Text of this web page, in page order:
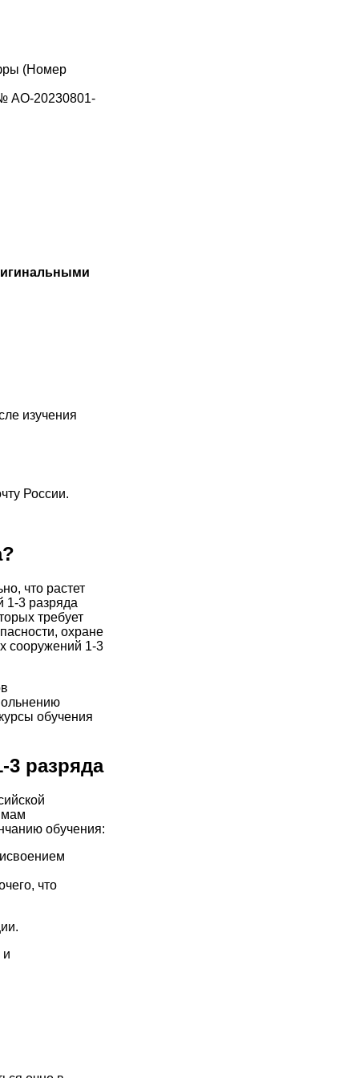
(Номер
АО-20230801-
изучения
России.
что растет
1-3 разряда
требует
охране
сооружений 1-3
обучения
разряда
обучения:
что
и